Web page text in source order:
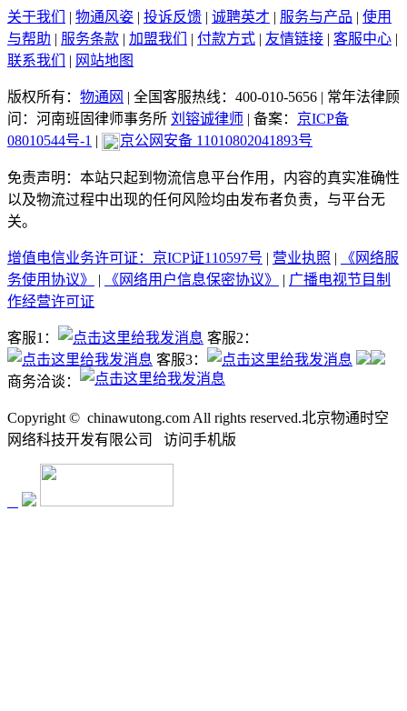
关于我们 | 物通风姿 | 投诉反馈 | 诚聘英才 | 服务与产品 | 使用
与帮助 | 服务条款 | 加盟我们 | 付款方式 | 友情链接 | 客服中心 |
联系我们
| 网站地图
版权所有： 物通网 | 全国客服热线：400-010-5656 | 常年法律顾
问：河南班固律师事务所 刘镕诚律师 | 备案： 京ICP备
08010544号-1 | 京公网安备 11010802041893号
免责声明：本站只起到物流信息平台作用，内容的真实准确性
以及物流过程中出现的任何风险均由发布者负责，与平台无
关。
增值电信业务许可证：京ICP证110597号 | 营业执照 |
《网络服
务使用协议》
| 《网络用户信息保密协议》 | 广播电视节目制
作经营许可证
客服1：
客服2：
客服3：
商务洽谈：
Copyright © chinawutong.com All rights reserved.北京物通时空
网络科技开发有限公司
访问手机版